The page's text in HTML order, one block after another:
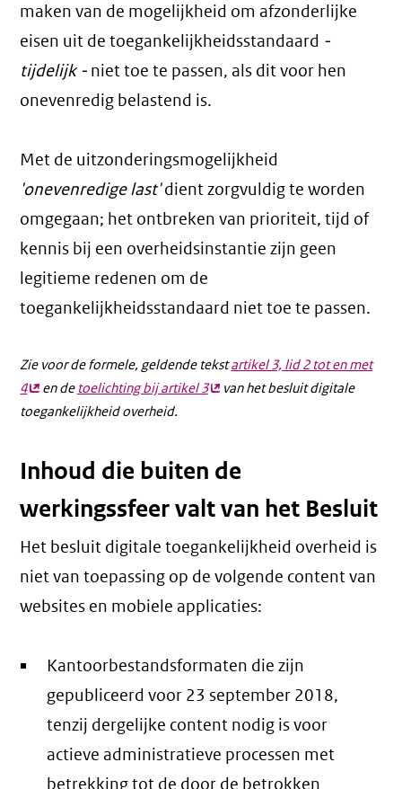
maken van de mogelijkheid om afzonderlijke
eisen uit de toegankelijkheidsstandaard -
tijdelijk - niet toe te passen, als dit voor hen
onevenredig belastend is.
Met de uitzonderingsmogelijkheid
'onevenredige last'dient zorgvuldig te worden
omgegaan; het ontbreken van prioriteit, tijd of
kennis bij een overheidsinstantie zijn geen
legitieme redenen om de
toegankelijkheidsstandaard niet toe te passen.
Zie voor de formele, geldende tekstartikel 3, lid 2 tot en met
4(externe
link)
en de toelichting bij artikel 3(externe
van het besluit digitale
toegankelijkheid overheid.
Inhoud die buiten de
werkingssfeer valt van het Besluit
Het besluit digitale toegankelijkheid overheid is
niet van toepassing op de volgende content van
websites en mobiele applicaties:
Kantoorbestandsformaten die zijn
gepubliceerd voor 23 september 2018,
tenzij dergelijke content nodig is voor
actieve administratieve processen met
betrekking tot de door de betrokken